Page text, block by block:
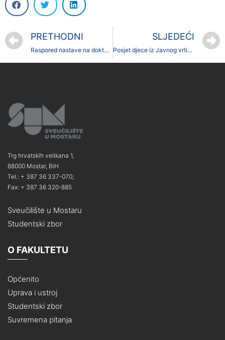
PRETHODNI
Raspored nastave na doktorskom studiju Pedagogija
SLJEDEĆI
Posjet djece iz Javnog vrtića Mostar Kampusu Rodoč Sveučilišta u Mostaru
Trg hrvatskih velikana 1,
88000 Mostar, BiH
Tel.: + 387 36 337-070;
Fax: + 387 36 320-885
Sveučilište u Mostaru
Studentski zbor
O FAKULTETU
Općenito
Uprava i ustroj
Studentski zbor
Suvremena pitanja